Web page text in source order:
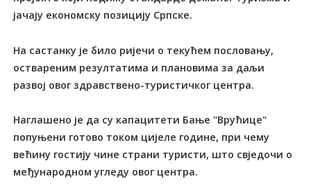
јачају економску позицију Српске.
На састанку је било ријечи о текућем пословању,
оствареним резултатима и плановима за даљи
развој овог здравствено-туристичког центра.
Наглашено је да су капацитети Бање "Врућице"
попуњени готово током цијеле године, при чему
већину гостију чине страни туристи, што свједочи о
међународном угледу овог центра.